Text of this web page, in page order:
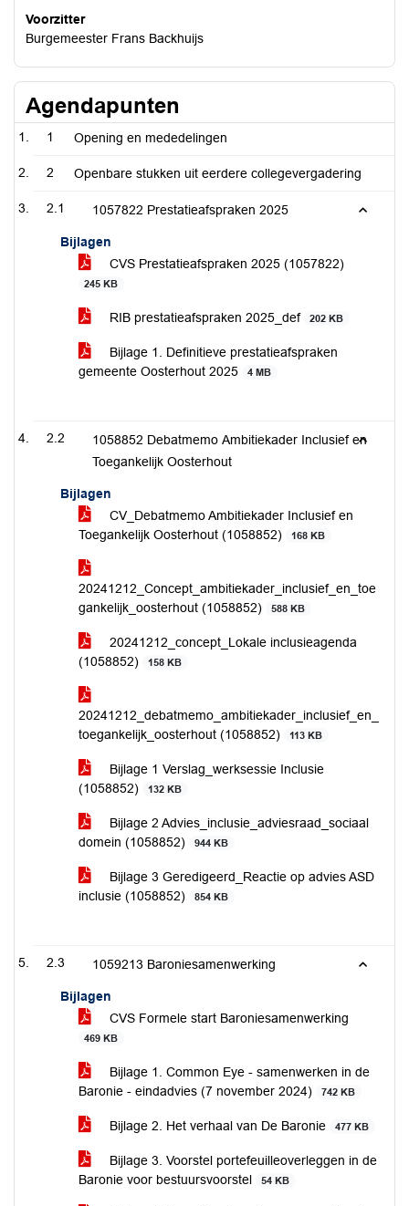
Voorzitter
Burgemeester Frans Backhuijs
Agendapunten
1 Opening en mededelingen
2 Openbare stukken uit eerdere collegevergadering
2.1 1057822 Prestatieafspraken 2025
Bijlagen
CVS Prestatieafspraken 2025 (1057822)
245 KB
RIB prestatieafspraken 2025_def 202 KB
Bijlage 1. Definitieve prestatieafspraken
gemeente Oosterhout 2025
4 MB
2.2
1058852 Debatmemo Ambitiekader Inclusief en
Toegankelijk Oosterhout
Bijlagen
CV_Debatmemo Ambitiekader Inclusief en
Toegankelijk Oosterhout (1058852)
168 KB
20241212_Concept_ambitiekader_inclusief_en_toe
gankelijk_oosterhout (1058852)
588 KB
20241212_concept_Lokale inclusieagenda
(1058852)
158 KB
20241212_debatmemo_ambitiekader_inclusief_en_
toegankelijk_oosterhout (1058852)
113 KB
Bijlage 1 Verslag_werksessie Inclusie
(1058852)
132 KB
Bijlage 2 Advies_inclusie_adviesraad_sociaal
domein (1058852)
944 KB
Bijlage 3 Geredigeerd_Reactie op advies ASD
inclusie (1058852)
854 KB
2.3 1059213 Baroniesamenwerking
Bijlagen
CVS Formele start Baroniesamenwerking
469 KB
Bijlage 1. Common Eye - samenwerken in de
Baronie - eindadvies (7 november 2024)
742 KB
Bijlage 2. Het verhaal van De Baronie 477 KB
Bijlage 3. Voorstel portefeuilleoverleggen in de
Baronie voor bestuursvoorstel
54 KB